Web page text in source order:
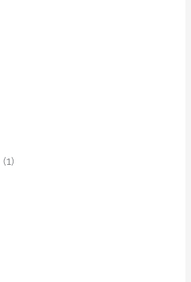
(1)